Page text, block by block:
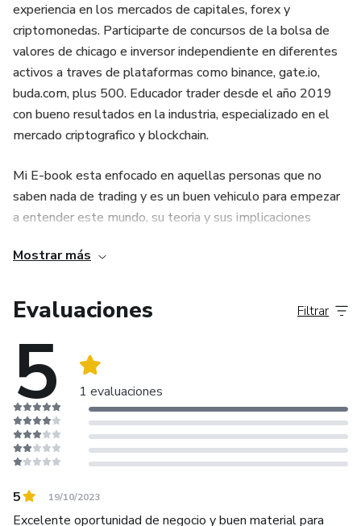
experiencia en los mercados de capitales, forex y
criptomonedas. Participarte de concursos de la bolsa de
valores de chicago e inversor independiente en diferentes
activos a traves de plataformas como binance, gate.io,
buda.com, plus 500. Educador trader desde el año 2019
con bueno resultados en la industria, especializado en el
mercado criptografico y blockchain.
Mi E-book esta enfocado en aquellas personas que no
saben nada de trading y es un buen vehiculo para empezar
a entender este mundo, su teoria y sus implicaciones
Mostrar más
Evaluaciones
5 1 evaluaciones
Filtrar
5 19/10/2023
Excelente oportunidad de negocio y buen material para